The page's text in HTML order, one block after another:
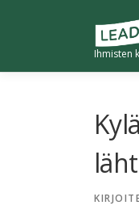
Ihmisten